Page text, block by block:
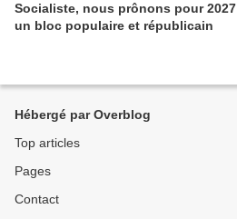
Socialiste, nous prônons pour 2027
un bloc populaire et républicain
Hébergé par Overblog
Top articles
Pages
Contact